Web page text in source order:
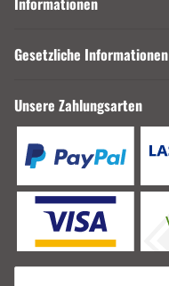
Gesetzliche Informationen
Unsere Zahlungsarten